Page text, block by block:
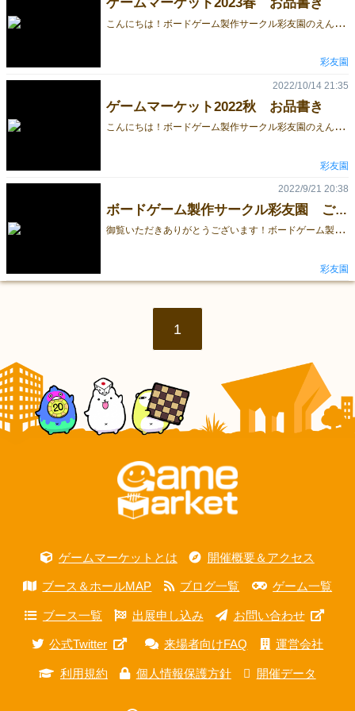
ゲームマーケット2023春 お品書き
こ
んにちは！ボードゲーム製作サークル彩友園のえんつっつです。 ゲームマーケット前日の更新となってしまいましたが、彩友園は土曜日に出展します。。 彩友園ブースで出す商品のお品書きをリストアップします！ ■お品書き ①「エーススナイパー」 2000円 新作です。正確に言うと、前作のデクテットに入っていた「スナイパーズ」の改良作です。 2人用の心理戦ゲームで、相手の出した数字が何かを当てるというゲームです。 数字の1～7だけのシンプルなカード構成ですが、特殊な数字カードもありかなり深い読みあいが楽しめます。 ちなみに、エーススナイパーはゲムマチャレンジ対象作品となっております。 ②「デクテット」 2500円 昨年より頒布しています、1つのデッキで5つのルールが遊べるゲームです。 ルールの追加などはありませんが、ぜひご購入ください。 最後までお読みいただきありがとうございました。当日皆様とお会いできることを楽しみにしております。
彩友園
ゲームマーケット2022秋 お品書き
こ
んにちは！ボードゲーム製作サークル彩友園のえんつっつです。 今月末はゲームマーケットですね。彩友園も日曜日に出展します。 今から緊張の日々… 今回は、彩友園ブースで出す商品のお品書きをリストアップしたいと思います！ とはいうものの、結論からいいますと今回出す商品は「デクテット」のみです。 ではなぜ「お品書き」を書くかというと、実は「デクテット」は、前回の2022春でも、「1つのデッキで3つのルールが遊べるゲーム」として出しており、秋にさらに2つルール追加して「1つのデッキで5つのルールが遊べるゲーム」として出すからです。 つまり、秋に新規購入される方用のメニューと春に購入いただいた方向けのメニュー（追加ルール2つ）で分けて販売しよう！ということです。 ということで↓ ■お品書き ①デクテット 1セット 2500円 秋新規購入者向け ②デクテット 追加ルールのみ 0円 春に購入いただいた方向け 春の価格は2000円でしたので500円お得です。 以上です。近日中（明日中）に予約フォームも公開する予定です。 最後までお読みいただきありがとうございました。当日皆様とお会いできることを楽しみにしております。
2022/10/14 21:35
彩友園
ボードゲーム製作サークル彩友園 ご挨拶
御
覧いただきありがとうございます！ボードゲーム製作サークル彩友園（さいゆうえん）です。 この度、ゲームマーケット2022秋に出展することとなりました。 2022春に引き続き、デクテットを販売します。今回は、追加ルールを2種類つけて販売します。 ルール内容 1つのデッキで5種類のゲームが遊べます！ 独特なカード構成で創られたゲームをご覧あれ^^ イラストはかの有名な「別府さい」さん!! ①【スペースシャトル】独特なカード構成が味を発揮する戦略カードゲーム プレイ人数：2～5人 手札と場札を交換しながら、手札を1枚にすることを目指したゲームです。 独特の交換方法を、あなたはマスターできるか！ ②【63】8人まで遊べる、多人数向けパーティゲーム プレイ人数：2～8人 63になるタイミングを見極めてカードを切れ！ ③【グラディウス】相手の点数を削っていく、2人用の心理戦ゲーム プレイ人数：2人 相手の手札を見切れるかが勝負のカギ！ 以下、秋新作 ④【スナイパーズ】数字を当てろ！2人用の心理戦ゲーム プレイ人数：2人 相手の伏せたカードの数字を当てて、手札を減らせ！ 後半になるほど、より心理戦が盛り上がっていきます。 ⑤【ボルケーノ】バッティングを避けて、生き残りをかけたサバイバルゲーム バッティングを避けて、カードをなくさないようにするサバイバルゲーム。 ☆マークカードを使うタイミングがカギ。 最後までお読みいただきありがとうございました。 ルールの詳細は、デクテット紹介ページからご覧いただけます。
2022/9/21 20:38
彩友園
1
ゲームマーケットとは 開催概要＆アクセス
ブース＆ホールMAP ブログ一覧 ゲーム一覧
ブース一覧 出展申し込み お問い合わせ
公式Twitter 来場者向けFAQ 運営会社
利用規約 個人情報保護方針 開催データ